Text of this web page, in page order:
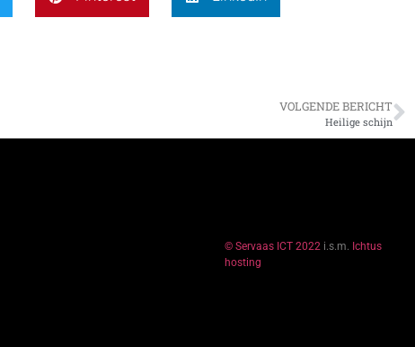
VOLGENDE BERICHT
Heilige schijn
© Servaas ICT 2022i.s.m. Ichtus
hosting